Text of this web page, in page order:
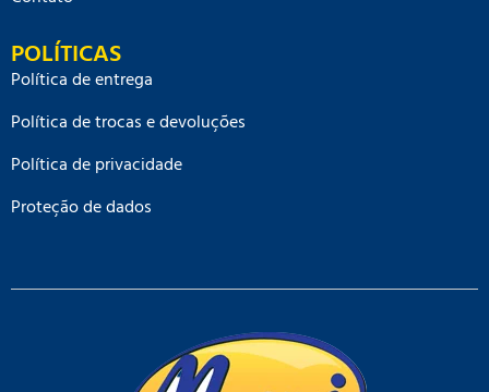
POLÍTICAS
Política de entrega
Política de trocas e devoluções
Política de privacidade
Proteção de dados